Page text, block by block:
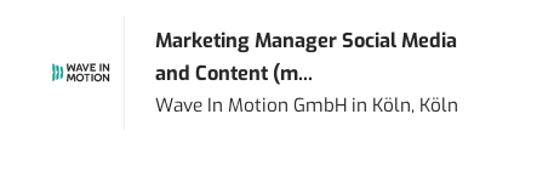
Marketing Manager Social Media
and Content (m...
Wave In Motion GmbH in Köln, Köln